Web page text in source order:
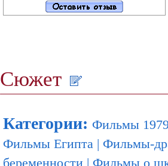
Сюжет
Категории: Фильмы
Фильмы Египта | Фильмы-
беременности | Фильмы о